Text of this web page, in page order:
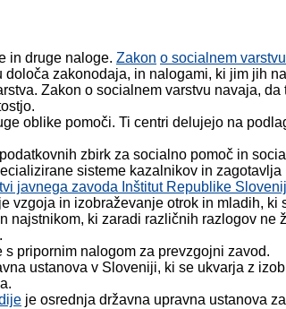
in druge naloge. Zakon o socialnem varstvu
zakonodaja, in nalogami, ki jim jih
Zakon o socialnem varstvu navaja,
oblike pomoči. Ti centri delujejo na
zbirk za socialno pomoč in
sisteme kazalnikov in
javnega zavoda Inštitut Republike
vzgoja in izobraževanje otrok in mladih,
najstnikom, ki zaradi različnih razlogov
pripornim nalogom za prevzgojni zavod.
ustanova v Sloveniji, ki se ukvarja z
je osrednja državna upravna ustanova